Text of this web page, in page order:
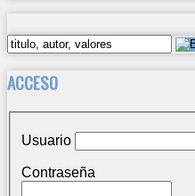
ACCESO
Usuario
Contraseña